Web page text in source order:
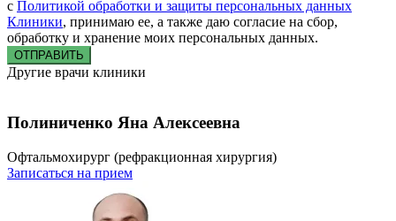
с Политикой обработки и защиты персональных данных
Клиники, принимаю ее, а также даю согласие на сбор,
обработку и хранение моих персональных данных.
ОТПРАВИТЬ
Другие врачи клиники
Полиниченко Яна Алексеевна
Офтальмохирург (рефракционная хирургия)
Записаться на прием